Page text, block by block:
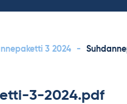
3 2024 -
3-2024.pdf